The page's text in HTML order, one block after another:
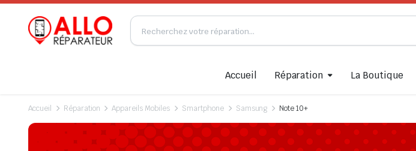
Accueil Réparation La Boutique
Accueil Réparation Appareils Mobiles Smartphone Samsung Note 10+